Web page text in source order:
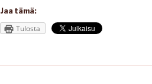
Jaa tämä:
Tulosta